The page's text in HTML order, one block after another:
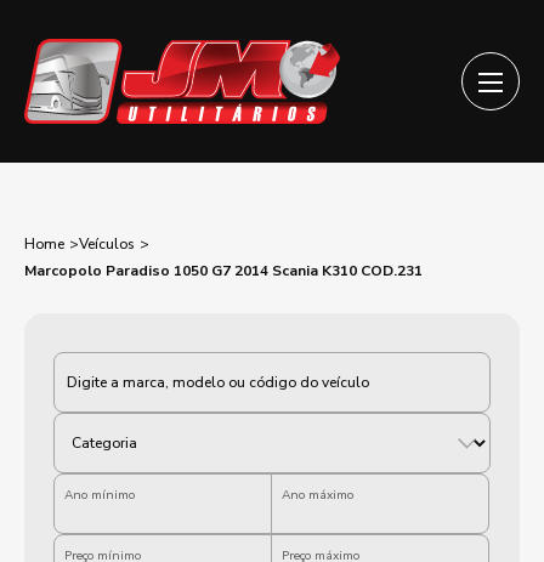
Home
Veículos
Marcopolo Paradiso 1050 G7 2014 Scania K310 COD.231
Categoria
Ano mínimo Ano máximo
Preço mínimo Preço máximo